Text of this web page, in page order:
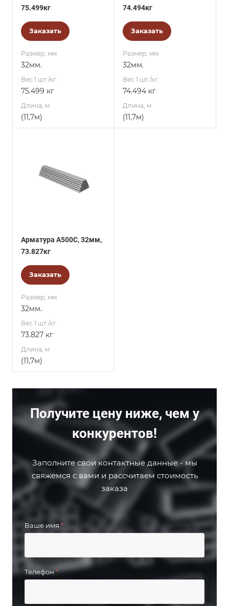
75.499кг
Заказать
Размер, мм
32мм.
Вес 1 шт./кг.
75.499 кг
Длина, м
(11,7м)
74.494кг
Заказать
Размер, мм
32мм.
Вес 1 шт./кг.
74.494 кг
Длина, м
(11,7м)
Арматура А500С, 32мм,
73.827кг
Заказать
Размер, мм
32мм.
Вес 1 шт./кг.
73.827 кг
Длина, м
(11,7м)
Получите цену ниже, чем у
конкурентов!
Заполните свои контактные данные - мы
свяжемся с вами и рассчитаем стоимость
заказа
Ваше имя *
Телефон*